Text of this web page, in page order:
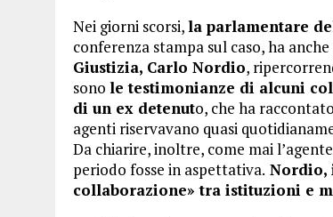
Nei giorni scorsi,la parlamentare
conferenza stampa sul caso, ha
Giustizia, Carlo Nordio,
sono le testimonianze di alcuni
di un ex detenuto, che ha
agenti riservavano quasi
Da chiarire, inoltre, come mai
periodo fosse in aspettativa. Nordio,
collaborazione» tra istituzioni e